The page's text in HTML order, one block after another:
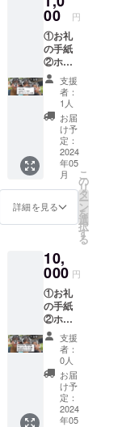
ご支援者様
と一緒に、
より良い商
品を世界に
販売出来る
ことを目指
し、日々挑
戦をするこ
とを忘れず
に楽しく前
向きに、み
んなさんの
お手伝いを
するために
世界流通を
目指し邁進
して参りま
すので、よ
ろしくお願
い致しま
00 円
①お礼
の手紙
②ホー
ムペー
ジにス
ポン
サーと
して会
社名ま
たは名
前の記
験販売
や販売
に関わ
るご通
3点を考
えてお
ります
が起業
後、支
援者様
とコン
タクト
をとり
試供品
の発
送、イ
ベント
の告知
支援
者：
1人
お届
け予
定：
2024
年05
月
詳細を見る
こ
の
リ
タ
ー
ン
を
選
択
す
る
10,
000 円
①お礼
の手紙
②ホー
ムペー
ジにス
ポン
サーと
して会
社名ま
たは名
前の記
支援
者：
0人
お届
け予
定：
2024
年05